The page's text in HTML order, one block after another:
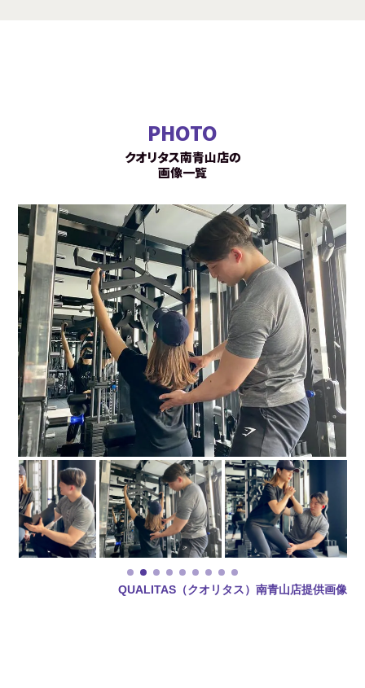
PHOTO
クオリタス南青山店の
画像一覧
QUALITAS（クオリタス）南青山店提供画像